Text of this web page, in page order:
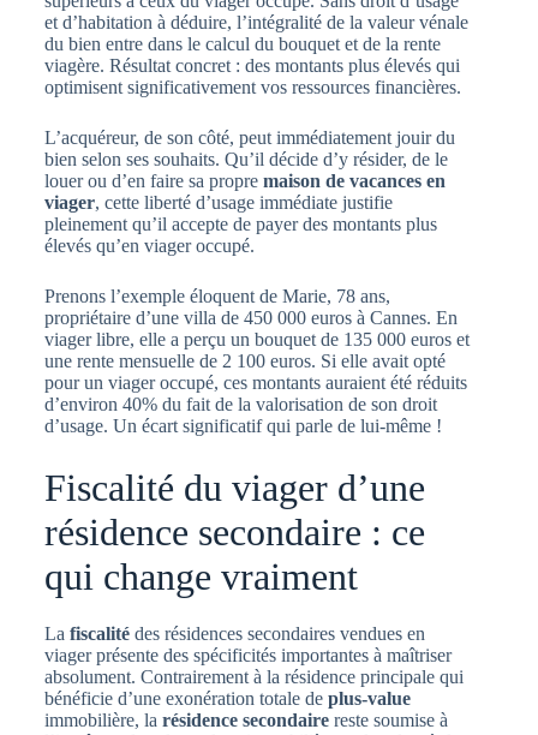
et d’habitation à déduire, l’intégralité de la valeur vénale
du bien entre dans le calcul du bouquet et de la rente
viagère. Résultat concret : des montants plus élevés qui
optimisent significativement vos ressources financières.
L’acquéreur, de son côté, peut immédiatement jouir du
bien selon ses souhaits. Qu’il décide d’y résider, de le
louer ou d’en faire sa propre maison de vacances en
viager, cette liberté d’usage immédiate justifie
pleinement qu’il accepte de payer des montants plus
élevés qu’en viager occupé.
Prenons l’exemple éloquent de Marie, 78 ans,
propriétaire d’une villa de 450 000 euros à Cannes. En
viager libre, elle a perçu un bouquet de 135 000 euros et
une rente mensuelle de 2 100 euros. Si elle avait opté
pour un viager occupé, ces montants auraient été réduits
d’environ 40% du fait de la valorisation de son droit
d’usage. Un écart significatif qui parle de lui-même !
Fiscalité du viager d’une
résidence secondaire : ce
qui change vraiment
La fiscalitédes résidences secondaires vendues en
viager présente des spécificités importantes à maîtriser
absolument. Contrairement à la résidence principale qui
bénéficie d’une exonération totale de plus-value
immobilière, la résidence secondairereste soumise à